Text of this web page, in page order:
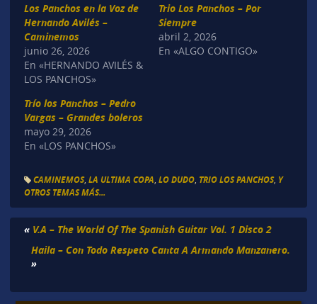
Los Panchos en la Voz de
Hernando Avilés –
Caminemos
junio 26, 2026
En «HERNANDO AVILÉS &
LOS PANCHOS»
Trio Los Panchos – Por
Siempre
abril 2, 2026
En «ALGO CONTIGO»
Trío los Panchos – Pedro
Vargas – Grandes boleros
mayo 29, 2026
En «LOS PANCHOS»
CAMINEMOS, LA ULTIMA COPA LO DUDO, TRIO LOS PANCHOS, Y
OTROS TEMAS MÁS...
« V.A – The World Of The Spanish Guitar Vol. 1 Disco 2
Haila – Con Todo Respeto Canta A Armando Manzanero.
»